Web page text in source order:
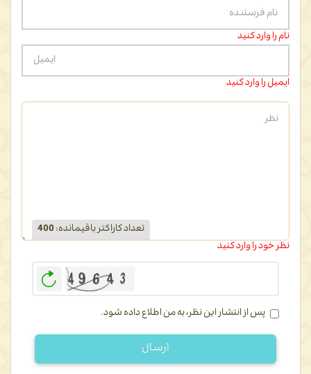
نام را وارد کنید
ایمیل را وارد کنید
تعداد کاراکتر باقیمانده:
400
نظر خود را وارد کنید
پس از انتشار این نظر، به من اطلاع داده شود.
ارسال